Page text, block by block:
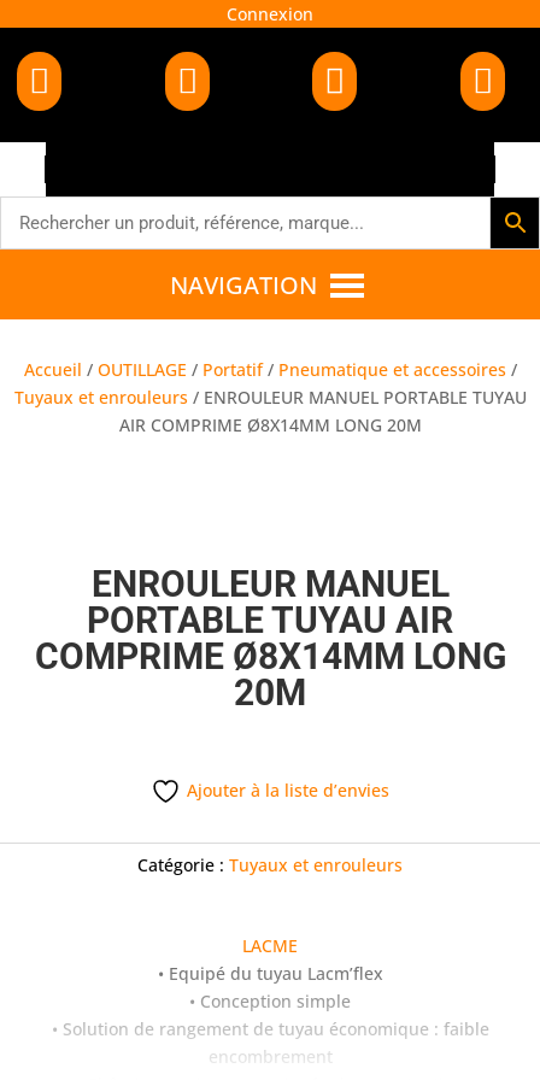
Connexion
   
NAVIGATION
Accueil / OUTILLAGE / Portatif/ Pneumatique et accessoires/
Tuyaux et enrouleurs/ ENROULEUR MANUEL PORTABLE TUYAU
AIR COMPRIME Ø8X14MM LONG 20M
ENROULEUR MANUEL
PORTABLE TUYAU AIR
COMPRIME Ø8X14MM LONG
20M
Ajouter à la liste d’envies
Catégorie : Tuyaux et enrouleurs
LACME
• Equipé du tuyau Lacm’flex
• Conception simple
• Solution de rangement de tuyau économique : faible
encombrement